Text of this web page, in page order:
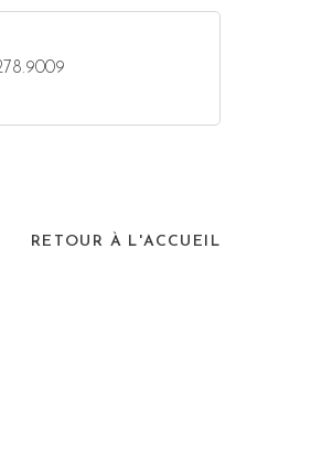
RETOUR À L'ACCUEIL